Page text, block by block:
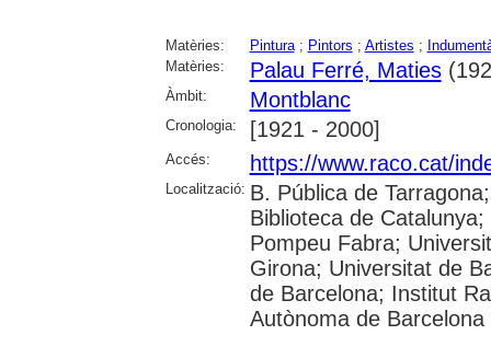
Matèries: Pintura; Pintors ; Artistes ;
Matèries:
Palau Ferré, Maties
Àmbit: Montblanc
Cronologia: [1921 - 2000]
Accés: https://www.raco.cat/
Localització: B. Pública de
Biblioteca de
Pompeu Fabra;
Girona; Universitat de
de Barcelona; Institut
Autònoma de Barcelona